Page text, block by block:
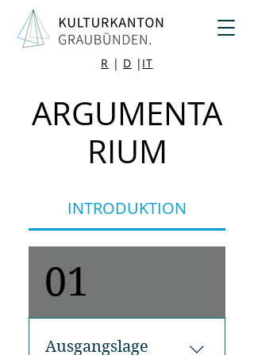
R | D | IT
ARGUMENTA
RIUM
INTRODUKTION
01
Ausgangslage